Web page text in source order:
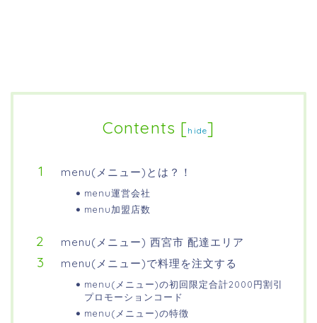
Contents [hide]
menu(メニュー)とは？！
menu運営会社
menu加盟店数
menu(メニュー) 西宮市 配達エリア
menu(メニュー)で料理を注文する
menu(メニュー)の初回限定合計2000円割引
プロモーションコード
menu(メニュー)の特徴